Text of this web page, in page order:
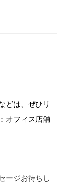
どは、ぜひリ
オフィス店舗
ージお待ちし